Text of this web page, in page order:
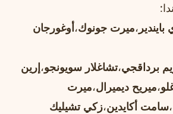
بايندير ،ميرت جونوك،أوغورجان
برداقجي،تشاغلار سويونجو،إرين
،ميريح ديميرال،ميرت
،سامت أكايدين،زكي تشيليك